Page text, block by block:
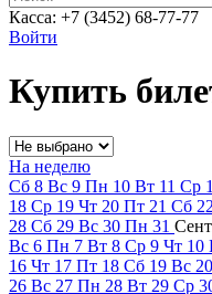
Касса: +7 (3452) 68-77-77
Войти
Купить
На неделю
Сб 8 Вс 9 Пн 10 Вт 11 Ср
18 Ср 19 Чт 20 Пт 21 Сб 22
28 Сб 29 Вс 30 Пн 31
Вс 6 Пн 7 Вт 8 Ср 9 Чт 10
16 Чт 17 Пт 18 Сб 19 Вс 20
26 Вс 27 Пн 28 Вт 29 Ср